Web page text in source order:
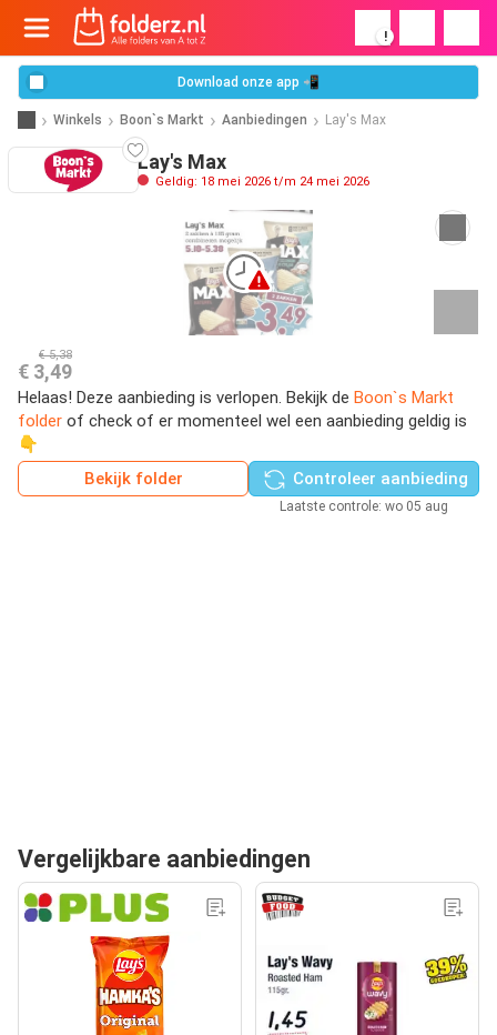
!
Download onze app 📲
Winkels Boon`s Markt Aanbiedingen Lay's Max
Lay's Max
Geldig: 18 mei 2026 t/m 24 mei 2026
€ 5,38
€ 3,49
Helaas! Deze aanbieding is verlopen. Bekijk de Boon`s Markt
folder of check of er momenteel wel een aanbieding geldig is
👇
Bekijk folder
Controleer aanbieding
Laatste controle: wo 05 aug
Vergelijkbare aanbiedingen